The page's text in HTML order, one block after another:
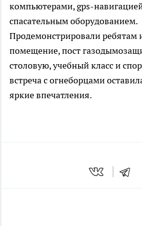
компьютерами, gps-
спасательным оборудованием.
Продемонстрировали ребятам
помещение, пост
столовую, учебный класс и
встреча с огнеборцами
яркие впечатления.